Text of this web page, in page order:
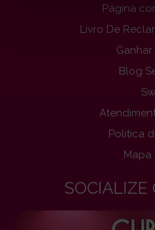
Página
Livro De
Blog
Politica
Mapa
SOCIALIZE